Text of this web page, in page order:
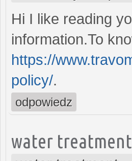
Hi I like reading
information.To
https://
policy/.
odpowiedz
water